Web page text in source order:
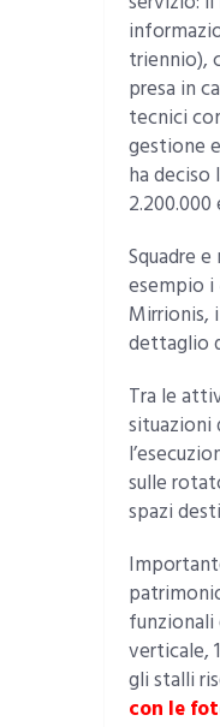
triennio),
presa in
tecnici
gestione
ha deciso
2.200.000
Squadre
esempio i
Mirrionis,
dettaglio
Tra le
situazioni
sulle
spazi
verticale,
gli stalli
con le